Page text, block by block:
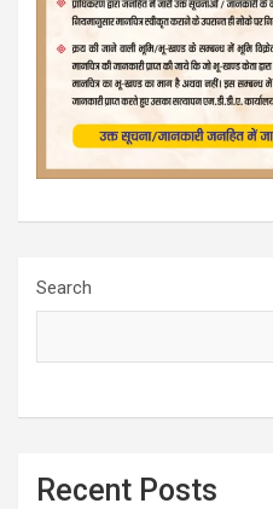
Search
Recent Posts